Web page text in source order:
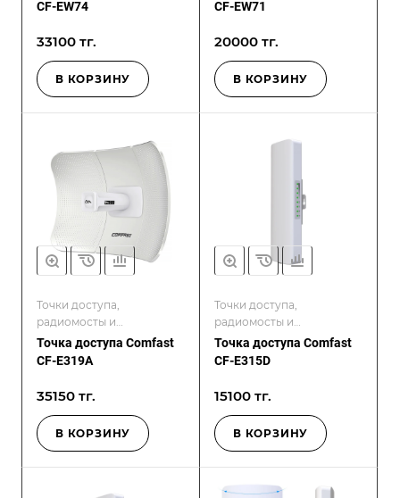
CF-EW74
33100 тг.
В КОРЗИНУ
CF-EW71
20000 тг.
В КОРЗИНУ
Точки доступа,
радиомосты и
контроллеры
Точка доступа Comfast
CF-E319A
35150 тг.
В КОРЗИНУ
Точки доступа,
радиомосты и
контроллеры
Точка доступа Comfast
CF-E315D
15100 тг.
В КОРЗИНУ